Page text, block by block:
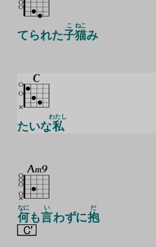
てられた子
こ
猫
ねこ
み
たいな私
わたし
何
なに
も言
い
わずに抱
だ